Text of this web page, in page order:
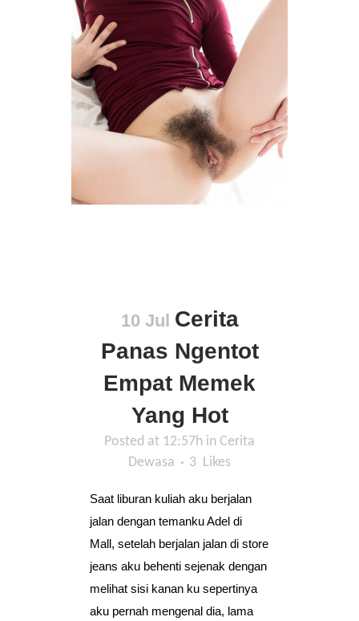
10 Jul Cerita
Panas Ngentot
Empat Memek
Yang Hot
Posted at 12:57h in Cerita
Dewasa
3 Likes
Saat liburan kuliah aku berjalan
jalan dengan temanku Adel di
Mall, setelah berjalan jalan di store
jeans aku behenti sejenak dengan
melihat sisi kanan ku sepertinya
aku pernah mengenal dia, lama